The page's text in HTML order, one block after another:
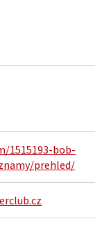
1515193-bob-
prehled/